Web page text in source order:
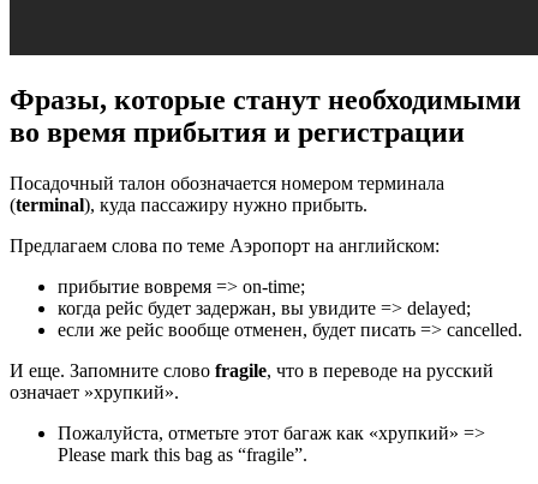
Фразы, которые станут необходимыми
во время прибытия и регистрации
Посадочный талон обозначается номером терминала
(terminal), куда пассажиру нужно прибыть.
Предлагаем слова по теме Аэропорт на английском:
прибытие вовремя => on-time;
когда рейс будет задержан, вы увидите => delayed;
если же рейс вообще отменен, будет писать => cancelled.
И еще. Запомните слово fragile, что в переводе на русский
означает »хрупкий».
Пожалуйста, отметьте этот багаж как «хрупкий» =>
Please mark this bag as “fragile”.